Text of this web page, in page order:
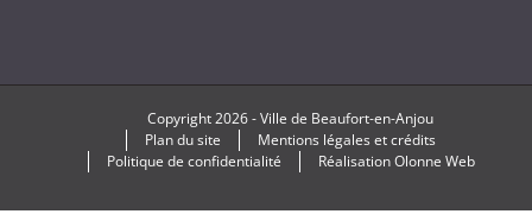
Copyright2026 -Ville de Beaufort-en-Anjou
Plan du site
Mentions légales et crédits
Politique de confidentialité
RéalisationOlonne Web